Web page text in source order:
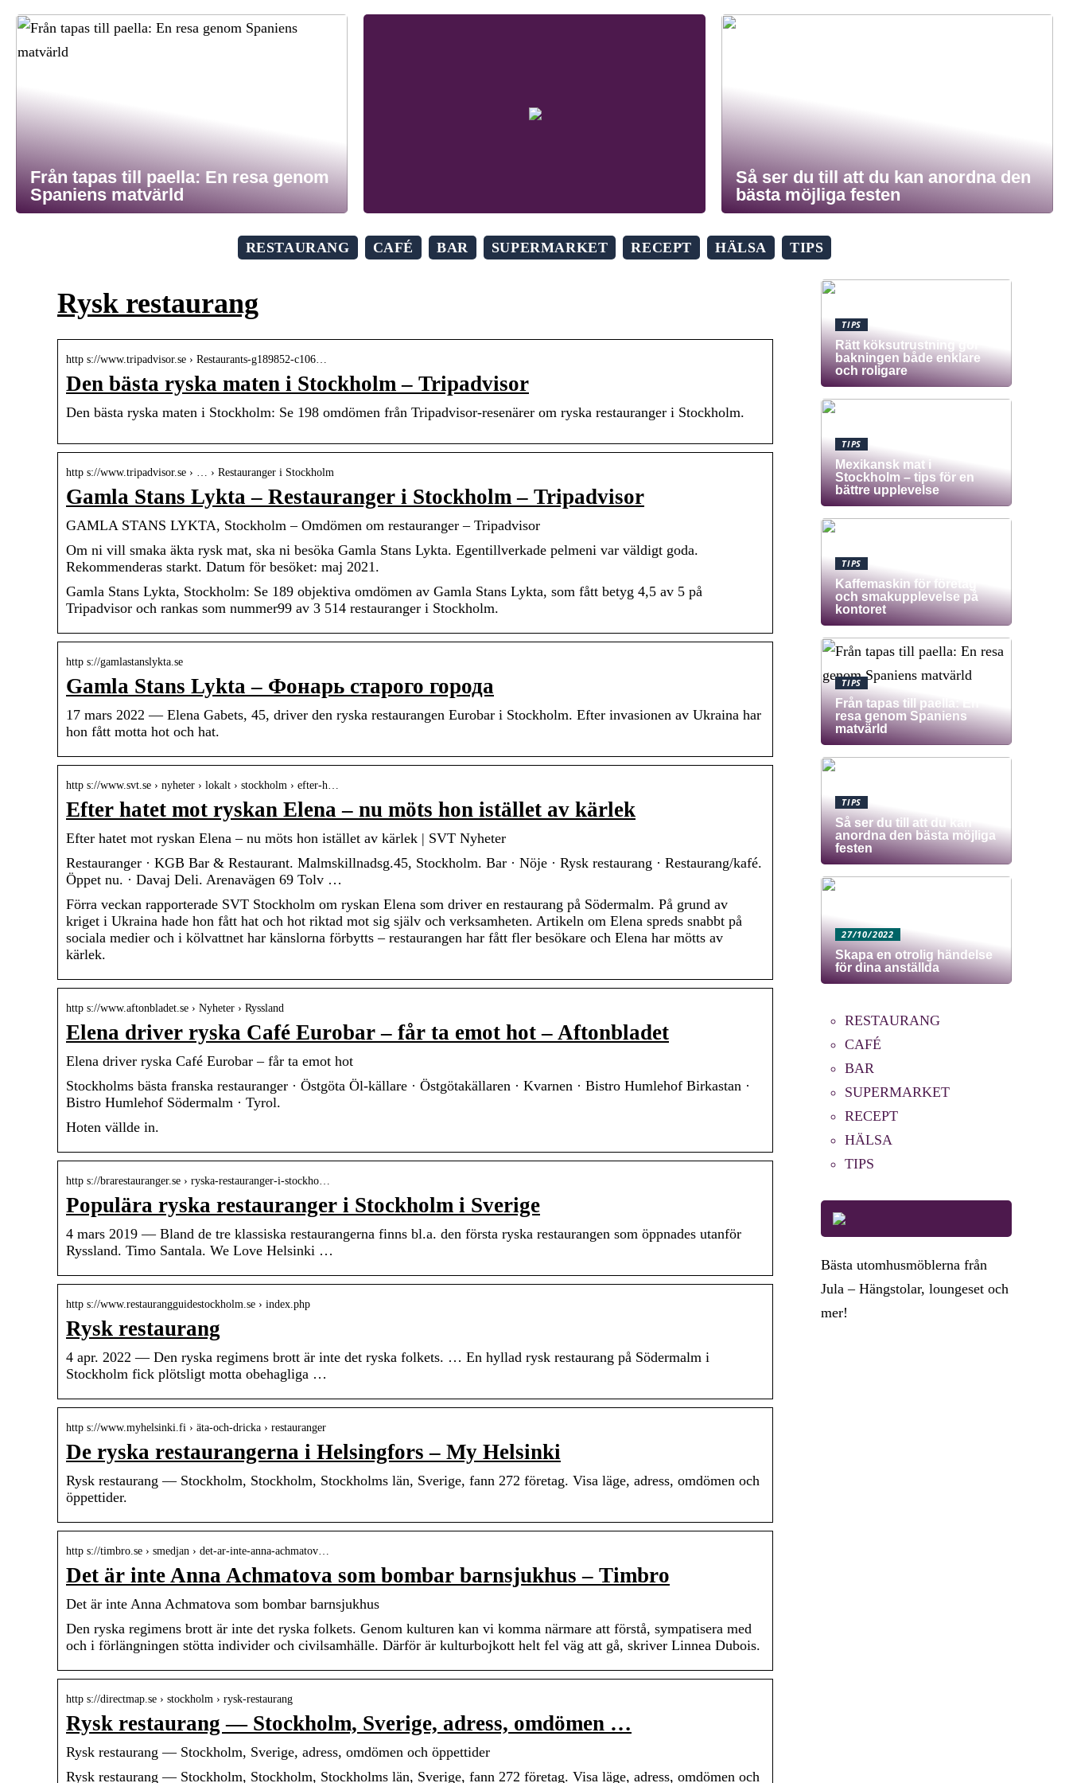
Från tapas till paella: En resa genom
Spaniens matvärld
Så ser du till att du kan anordna den
bästa möjliga festen
RESTAURANG CAFÉ BAR SUPERMARKET RECEPT HÄLSA TIPS
Rysk restaurang
http s://www.tripadvisor.se › Restaurants-g189852-c106…
Den bästa ryska maten i Stockholm – Tripadvisor
Den bästa ryska maten i Stockholm: Se 198 omdömen från Tripadvisor-resenärer om ryska restauranger i Stockholm.
http s://www.tripadvisor.se › … › Restauranger i Stockholm
Gamla Stans Lykta – Restauranger i Stockholm – Tripadvisor
GAMLA STANS LYKTA, Stockholm – Omdömen om restauranger – Tripadvisor
Om ni vill smaka äkta rysk mat, ska ni besöka Gamla Stans Lykta. Egentillverkade pelmeni var väldigt goda.
Rekommenderas starkt. Datum för besöket: maj 2021.
Gamla Stans Lykta, Stockholm: Se 189 objektiva omdömen av Gamla Stans Lykta, som fått betyg 4,5 av 5 på
Tripadvisor och rankas som nummer99 av 3 514 restauranger i Stockholm.
http s://gamlastanslykta.se
Gamla Stans Lykta – Фонарь старого города
17 mars 2022 — Elena Gabets, 45, driver den ryska restaurangen Eurobar i Stockholm. Efter invasionen av Ukraina har
hon fått motta hot och hat.
http s://www.svt.se › nyheter › lokalt › stockholm › efter-h…
Efter hatet mot ryskan Elena – nu möts hon istället av kärlek
Efter hatet mot ryskan Elena – nu möts hon istället av kärlek | SVT Nyheter
Restauranger · KGB Bar & Restaurant. Malmskillnadsg.45, Stockholm. Bar · Nöje · Rysk restaurang · Restaurang/kafé.
Öppet nu. · Davaj Deli. Arenavägen 69 Tolv …
Förra veckan rapporterade SVT Stockholm om ryskan Elena som driver en restaurang på Södermalm. På grund av
kriget i Ukraina hade hon fått hat och hot riktad mot sig själv och verksamheten. Artikeln om Elena spreds snabbt på
sociala medier och i kölvattnet har känslorna förbytts – restaurangen har fått fler besökare och Elena har mötts av
kärlek.
http s://www.aftonbladet.se › Nyheter › Ryssland
Elena driver ryska Café Eurobar – får ta emot hot – Aftonbladet
Elena driver ryska Café Eurobar – får ta emot hot
Stockholms bästa franska restauranger · Östgöta Öl-källare · Östgötakällaren · Kvarnen · Bistro Humlehof Birkastan ·
Bistro Humlehof Södermalm · Tyrol.
Hoten vällde in.
http s://brarestauranger.se › ryska-restauranger-i-stockho…
Populära ryska restauranger i Stockholm i Sverige
4 mars 2019 — Bland de tre klassiska restaurangerna finns bl.a. den första ryska restaurangen som öppnades utanför
Ryssland. Timo Santala. We Love Helsinki …
http s://www.restaurangguidestockholm.se › index.php
Rysk restaurang
4 apr. 2022 — Den ryska regimens brott är inte det ryska folkets. … En hyllad rysk restaurang på Södermalm i
Stockholm fick plötsligt motta obehagliga …
http s://www.myhelsinki.fi › äta-och-dricka › restauranger
De ryska restaurangerna i Helsingfors – My Helsinki
Rysk restaurang — Stockholm, Stockholm, Stockholms län, Sverige, fann 272 företag. Visa läge, adress, omdömen och
öppettider.
http s://timbro.se › smedjan › det-ar-inte-anna-achmatov…
Det är inte Anna Achmatova som bombar barnsjukhus – Timbro
Det är inte Anna Achmatova som bombar barnsjukhus
Den ryska regimens brott är inte det ryska folkets. Genom kulturen kan vi komma närmare att förstå, sympatisera med
och i förlängningen stötta individer och civilsamhälle. Därför är kulturbojkott helt fel väg att gå, skriver Linnea Dubois.
http s://directmap.se › stockholm › rysk-restaurang
Rysk restaurang — Stockholm, Sverige, adress, omdömen …
Rysk restaurang — Stockholm, Sverige, adress, omdömen och öppettider
Rysk restaurang — Stockholm, Stockholm, Stockholms län, Sverige, fann 272 företag. Visa läge, adress, omdömen och
TIPS
Rätt köksutrustning gör
bakningen både enklare
och roligare
TIPS
Mexikansk mat i
Stockholm – tips för en
bättre upplevelse
TIPS
Kaffemaskin för företag
och smakupplevelse på
kontoret
TIPS
Från tapas till paella: En
resa genom Spaniens
matvärld
TIPS
Så ser du till att du kan
anordna den bästa möjliga
festen
27/10/2022
Skapa en otrolig händelse
för dina anställda
RESTAURANG
CAFÉ
BAR
SUPERMARKET
RECEPT
HÄLSA
TIPS
Bästa utomhusmöblerna från
Jula – Hängstolar, loungeset och
mer!